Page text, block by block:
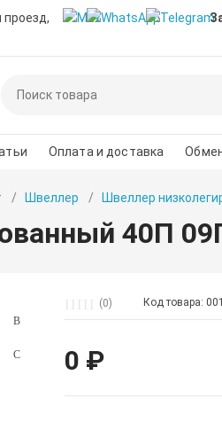
проезд,
Оплата и доставка
Швеллер Швеллер
40П
(0) Код товара:
0 ₽